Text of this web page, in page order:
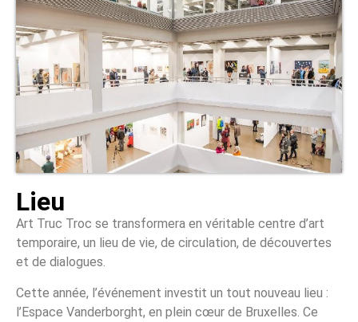
Lieu
Art Truc Troc se transformera en véritable centre d’art
temporaire, un lieu de vie, de circulation, de découvertes
et de dialogues.
Cette année, l’événement investit un tout nouveau lieu :
l’Espace Vanderborght, en plein cœur de Bruxelles. Ce